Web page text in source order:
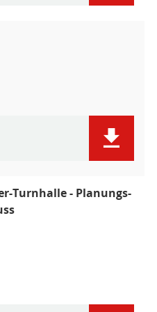
Turnhalle - Planungs-